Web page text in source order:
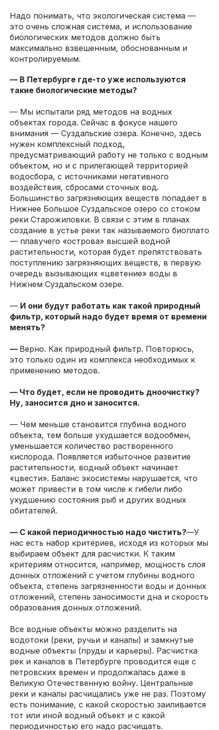
Надо понимать, что экологическая система —
это очень сложная система, и использование
биологических методов должно быть
максимально взвешенным, обоснованным и
контролируемым.
— В Петербурге где-то уже используются
такие биологические методы?
— Мы испытали ряд методов на водных
объектах города. Сейчас в фокусе нашего
внимания — Суздальские озера. Конечно, здесь
нужен комплексный подход,
предусматривающий работу не только с водным
объектом, но и с прилегающей территорией
водосбора, с источниками негативного
воздействия, сбросами сточных вод.
Большинство загрязняющих веществ попадает в
Нижнее Большое Суздальское озеро со стоком
реки Старожиловки. В связи с этим в планах
создание в устье реки так называемого биоплато
— плавучего «острова» высшей водной
растительности, которая будет препятствовать
поступлению загрязняющих веществ, в первую
очередь вызывающих «цветение» воды в
Нижнем Суздальском озере.
— И они будут работать как такой природный
фильтр, который надо будет время от времени
менять?
— Верно. Как природный фильтр. Повторюсь,
это только один из комплекса необходимых к
применению методов.
— Что будет, если не проводить дноочистку?
Ну, заносится дно и заносится.
— Чем меньше становится глубина водного
объекта, тем больше ухудшается водообмен,
уменьшается количество растворенного
кислорода. Появляется избыточное развитие
растительности, водный объект начинает
«цвести». Баланс экосистемы нарушается, что
может привести в том числе к гибели либо
ухудшению состояния рыб и других водных
обитателей.
— С какой периодичностью надо чистить?—У
нас есть набор критериев, исходя из которых мы
выбираем объект для расчистки. К таким
критериям относится, например, мощность слоя
донных отложений с учетом глубины водного
объекта, степень загрязненности воды и донных
отложений, степень заносимости дна и скорость
образования донных отложений.
Все водные объекты можно разделить на
водотоки (реки, ручьи и каналы) и замкнутые
водные объекты (пруды и карьеры). Расчистка
рек и каналов в Петербурге проводится еще с
петровских времен и продолжалась даже в
Великую Отечественную войну. Центральные
реки и каналы расчищались уже не раз. Поэтому
есть понимание, с какой скоростью заиливается
тот или иной водный объект и с какой
периодичностью его надо расчищать.